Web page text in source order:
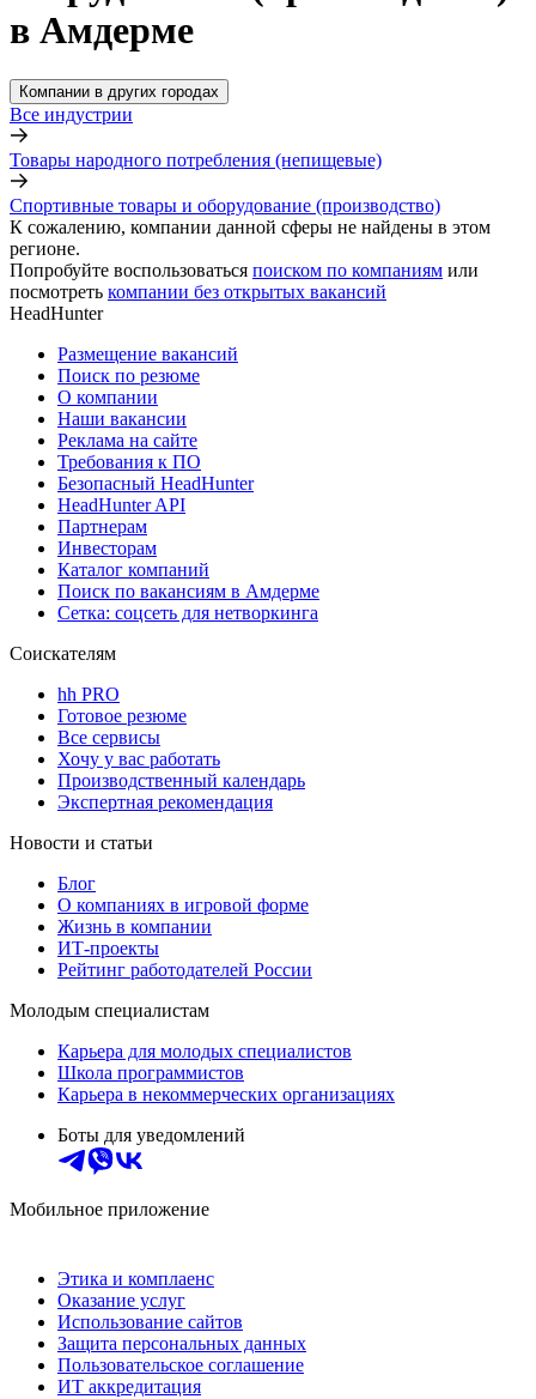
в Амдерме
Компании в других городах
Все индустрии
Товары народного потребления (непищевые)
Спортивные товары и оборудование (производство)
К сожалению, компании данной сферы не найдены в этом
регионе.
Попробуйте воспользоваться поиском по компаниям или
посмотреть компании без открытых вакансий
HeadHunter
Размещение вакансий
Поиск по резюме
О компании
Наши вакансии
Реклама на сайте
Требования к ПО
Безопасный HeadHunter
HeadHunter API
Партнерам
Инвесторам
Каталог компаний
Поиск по вакансиям в Амдерме
Сетка: соцсеть для нетворкинга
Соискателям
hh PRO
Готовое резюме
Все сервисы
Хочу у вас работать
Производственный календарь
Экспертная рекомендация
Новости и статьи
Блог
О компаниях в игровой форме
Жизнь в компании
ИТ-проекты
Рейтинг работодателей России
Молодым специалистам
Карьера для молодых специалистов
Школа программистов
Карьера в некоммерческих организациях
Боты для уведомлений
Мобильное приложение
Этика и комплаенс
Оказание услуг
Использование сайтов
Защита персональных данных
Пользовательское соглашение
ИТ аккредитация